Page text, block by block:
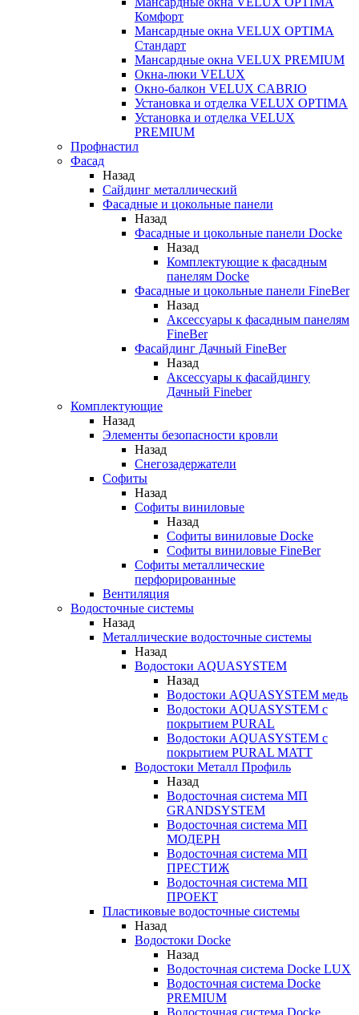
Комфорт
Мансардные окна VELUX OPTIMA
Стандарт
Мансардные окна VELUX PREMIUM
Окна-люки VELUX
Окно-балкон VELUX CABRIO
Установка и отделка VELUX OPTIMA
Установка и отделка VELUX
PREMIUM
Профнастил
Фасад
Назад
Сайдинг металлический
Фасадные и цокольные панели
Назад
Фасадные и цокольные панели Docke
Назад
Комплектующие к фасадным
панелям Docke
Фасадные и цокольные панели FineBer
Назад
Аксессуары к фасадным панелям
FineBer
Фасайдинг Дачный FineBer
Назад
Аксессуары к фасайдингу
Дачный Fineber
Комплектующие
Назад
Элементы безопасности кровли
Назад
Снегозадержатели
Софиты
Назад
Софиты виниловые
Назад
Софиты виниловые Docke
Софиты виниловые FineBer
Софиты металлические
перфорированные
Вентиляция
Водосточные системы
Назад
Металлические водосточные системы
Назад
Водостоки AQUASYSTEM
Назад
Водостоки AQUASYSTEM медь
Водостоки AQUASYSTEM с
покрытием PURAL
Водостоки AQUASYSTEM с
покрытием PURAL MATT
Водостоки Металл Профиль
Назад
Водосточная система МП
GRANDSYSTEM
Водосточная система МП
МОДЕРН
Водосточная система МП
ПРЕСТИЖ
Водосточная система МП
ПРОЕКТ
Пластиковые водосточные системы
Назад
Водостоки Docke
Назад
Водосточная система Docke LUX
Водосточная система Docke
PREMIUM
Водосточная система Docke